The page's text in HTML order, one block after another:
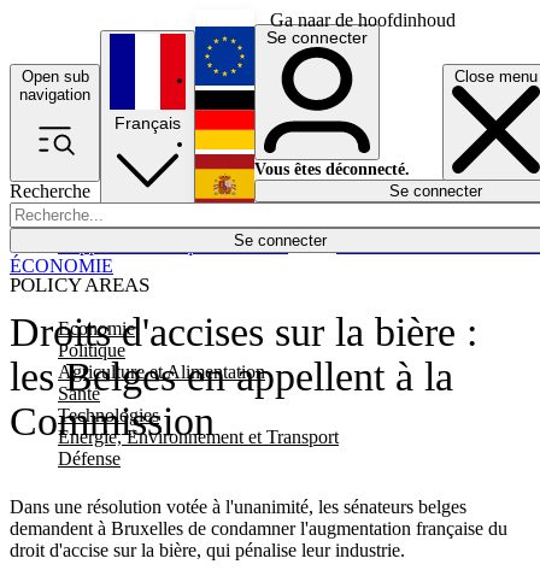
Ga naar de hoofdinhoud
Open sub
navigation
Close menu
Recherche
Se connecter
POLICY AREAS
Economie
Politique
Agriculture et Alimentation
Santé
Technologies
Energie, Environnement et Transport
Défense
Économie
Français
English
Deutsch
Español
Se connecter
Vous êtes déconnecté.
Se connecter
Droits d'accises sur la bière :
les Belges en appellent à la
Commission
Dans une résolution votée à l'unanimité, les sénateurs belges
demandent à Bruxelles de condamner l'augmentation française du
droit d'accise sur la bière, qui pénalise leur industrie.
ÉCONOMIE